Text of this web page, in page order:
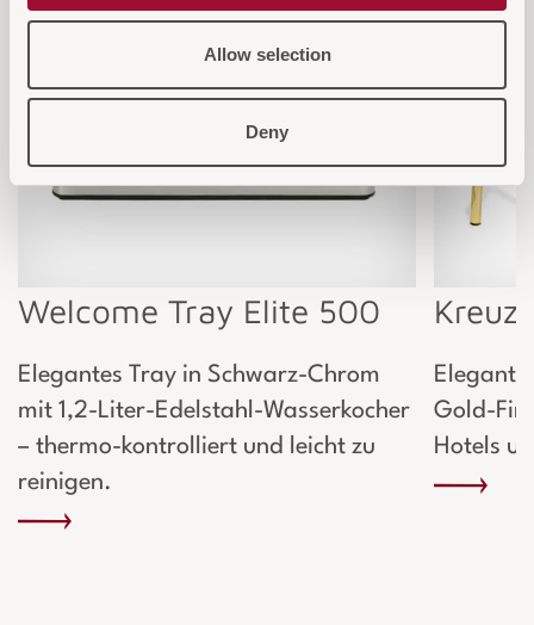
Allow selection
Deny
Welcome Tray Elite 500
Elegantes Tray in Schwarz-Chrom
mit 1,2-Liter-Edelstahl-Wasserkocher
– thermo-kontrolliert und leicht zu
reinigen.
Gold-
Hotels